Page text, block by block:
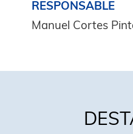
RESPONSABLE
Manuel Cortes